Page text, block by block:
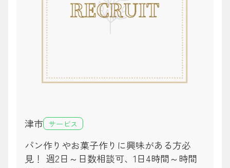
津市 サービス
パン作りやお菓子作りに興味がある方必
見！ 週2日～日数相談可、1日4時間～時間